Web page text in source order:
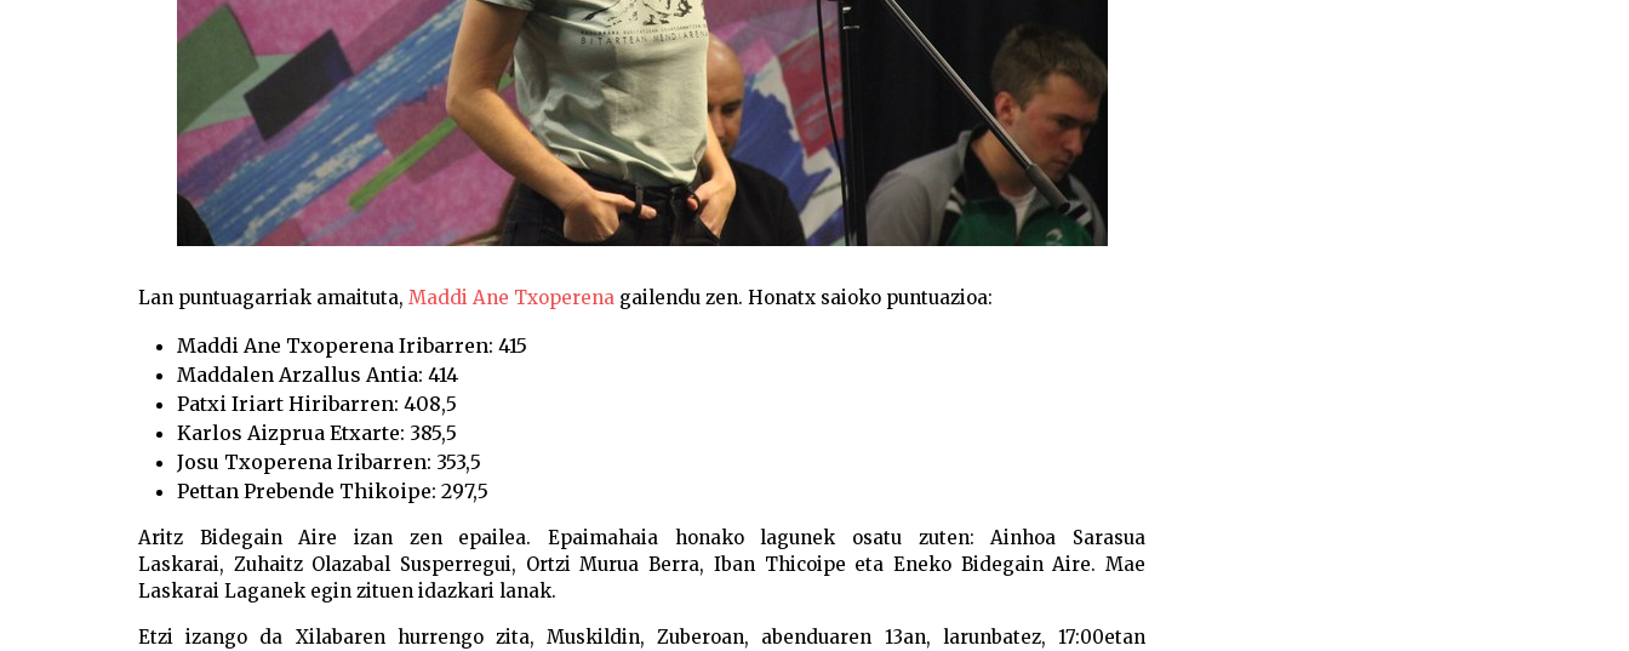
Lan puntuagarriak amaituta, Maddi Ane Txoperena gailendu zen. Honatx saioko puntuazioa:
Maddi Ane Txoperena Iribarren: 415
Maddalen Arzallus Antia: 414
Patxi Iriart Hiribarren: 408,5
Karlos Aizprua Etxarte: 385,5
Josu Txoperena Iribarren: 353,5
Pettan Prebende Thikoipe: 297,5
Aritz Bidegain Aire izan zen epailea. Epaimahaia honako lagunek osatu zuten: Ainhoa Sarasua
Laskarai, Zuhaitz Olazabal Susperregui, Ortzi Murua Berra, Iban Thicoipe eta Eneko Bidegain Aire. Mae
Laskarai Laganek egin zituen idazkari lanak.
Etzi izango da Xilabaren hurrengo zita, Muskildin, Zuberoan, abenduaren 13an, larunbatez, 17:00etan